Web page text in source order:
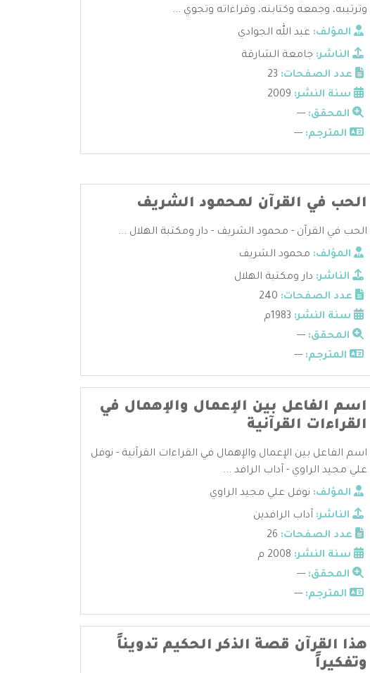
وترتيبه، وجمعه وكتابته، وقراءاته وتجوي ...
المؤلف: عبد الله الجوادي
الناشر: جامعة الشارقة
عدد الصفحات:
سنة النشر:
المحقق: ---
المترجم: ---
الحب في القرآن لمحمود الشريف
الحب في القرآن - محمود الشريف - دار ومكتبة الهلال ...
المؤلف: محمود الشريف
الناشر: دار ومكتبة الهلال
عدد الصفحات:
سنة النشر:
المحقق: ---
المترجم: ---
اسم الفاعل بين الإعمال والإهمال في
القراءات القرآنية
اسم الفاعل بين الإعمال والإهمال في القراءات القرآنية - نوفل
علي مجيد الراوي - آداب الرافد ...
المؤلف: نوفل علي مجيد الراوي
الناشر: آداب الرافدين
عدد الصفحات:
سنة النشر:
المحقق: ---
المترجم: ---
هذا القرآن قصة الذكر الحكيم تدويناً
وتفكيراً